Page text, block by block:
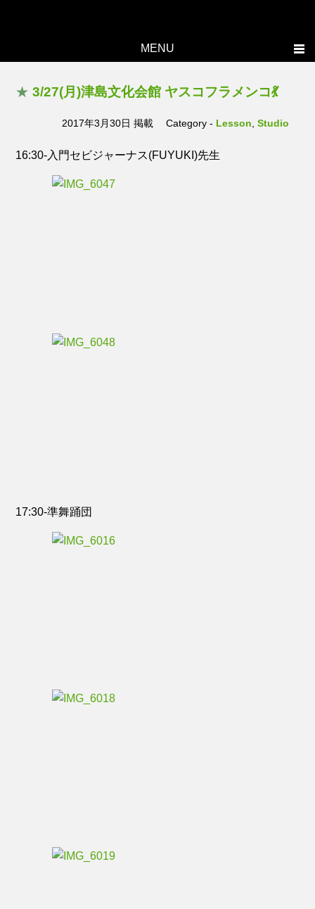
MENU
Topics
Yasuko's history
Studio
Lesson
★ 3/27(月)津島文化会館 ヤスコフラメンコ💃
2017年3月30日 掲載 Category - Lesson ,Studio
16:30-入門セビジャーナス(FUYUKI)先生
17:30-準舞踊団